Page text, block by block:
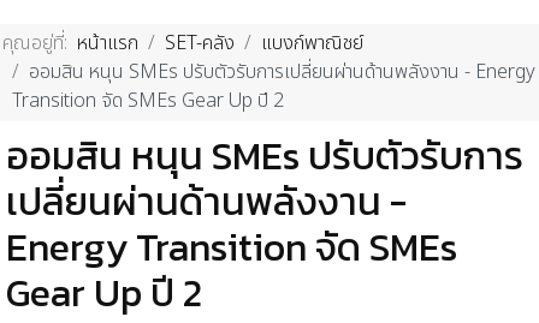
คุณอยู่ที่: หน้าแรก SET-คลัง
แบงก์พาณิชย์
ออมสิน หนุน SMEs ปรับตัวรับการเปลี่ยนผ่านด้านพลังงาน - Energy
Transition จัด SMEs Gear Up ปี 2
ออมสิน หนุน SMEs ปรับตัวรับการ
เปลี่ยนผ่านด้านพลังงาน -
Energy Transition จัด SMEs
Gear Up ปี 2